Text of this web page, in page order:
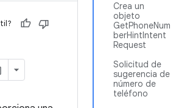
Crea un
objeto
GetPhoneNum
berHintIntent
Request
Solicitud de
sugerencia de
número de
teléfono